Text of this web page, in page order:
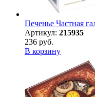
Печенье Частная
Артикул: 215935
236 руб.
В корзину